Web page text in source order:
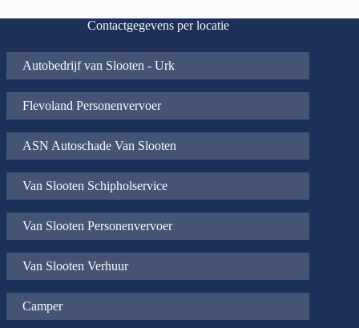
Contactgegevens per locatie
Autobedrijf van Slooten - Urk
Flevoland Personenvervoer
ASN Autoschade Van Slooten
Van Slooten Schipholservice
Van Slooten Personenvervoer
Van Slooten Verhuur
Camper